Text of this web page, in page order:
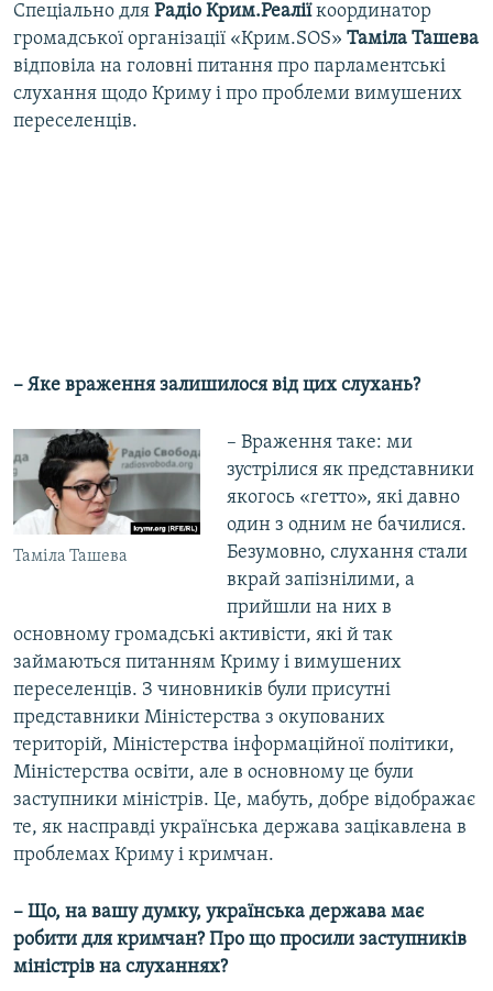
Спеціально для Радіо Крим.Реаліїкоординатор
громадської організації «Крим.SOS» Таміла Ташева
відповіла на головні питання про парламентські
слухання щодо Криму і про проблеми вимушених
переселенців.
– Яке враження залишилося від цих слухань?
Таміла Ташева
– Враження таке: ми
зустрілися як представники
якогось «гетто», які давно
один з одним не бачилися.
Безумовно, слухання стали
вкрай запізнілими, а
прийшли на них в
основному громадські активісти, які й так
займаються питанням Криму і вимушених
переселенців. З чиновників були присутні
представники Міністерства з окупованих
територій, Міністерства інформаційної політики,
Міністерства освіти, але в основному це були
заступники міністрів. Це, мабуть, добре відображає
те, як насправді українська держава зацікавлена в
проблемах Криму і кримчан.
– Що, на вашу думку, українська держава має
робити для кримчан? Про що просили заступників
міністрів на слуханнях?